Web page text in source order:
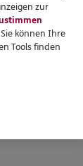
persönlichen
„Meine
zur
können Ihre
Tools finden